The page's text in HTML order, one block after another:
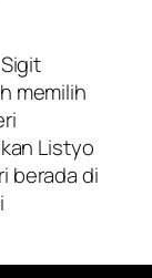
memilih
Listyo
berada di